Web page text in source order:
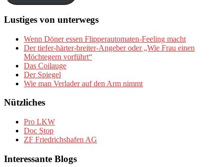
Lustiges von unterwegs
Wenn Döner essen Flipperautomaten-Feeling macht
Der tiefer-härter-breiter-Angeber oder „Wie Frau einen
Möchtegern vorführt“
Das Coilauge
Der Spiegel
Wie man Verlader auf den Arm nimmt
Nützliches
Pro LKW
Doc Stop
ZF Friedrichshafen AG
Interessante Blogs